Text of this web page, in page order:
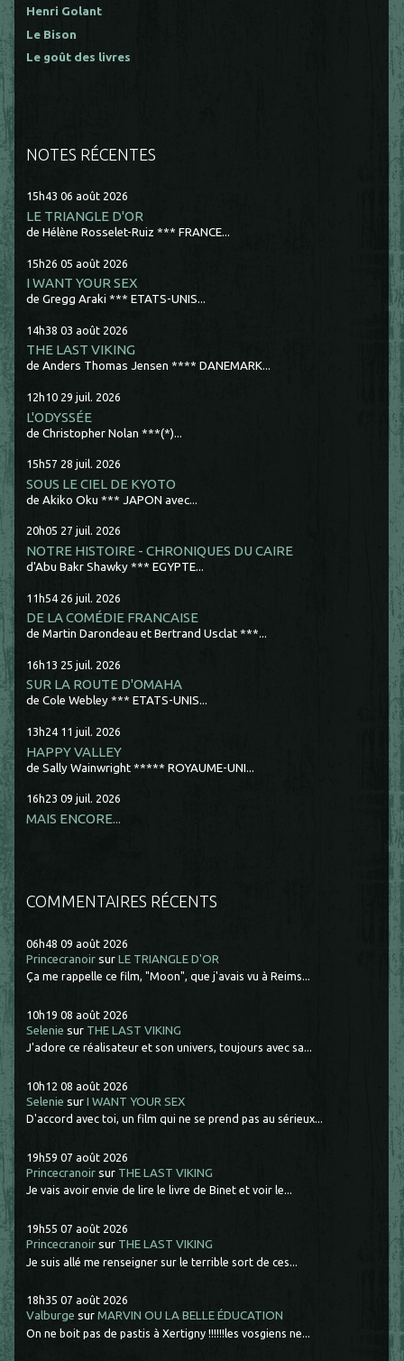
Henri Golant
Le Bison
Le goût des livres
NOTES RÉCENTES
15h43 06 août 2026
LE TRIANGLE D'OR
de Hélène Rosselet-Ruiz *** FRANCE...
15h26 05 août 2026
I WANT YOUR SEX
de Gregg Araki *** ETATS-UNIS...
14h38 03 août 2026
THE LAST VIKING
de Anders Thomas Jensen **** DANEMARK...
12h10 29 juil. 2026
L'ODYSSÉE
de Christopher Nolan ***(*)...
15h57 28 juil. 2026
SOUS LE CIEL DE KYOTO
de Akiko Oku *** JAPON avec...
20h05 27 juil. 2026
NOTRE HISTOIRE - CHRONIQUES DU CAIRE
d'Abu Bakr Shawky *** EGYPTE...
11h54 26 juil. 2026
DE LA COMÉDIE FRANCAISE
de Martin Darondeau et Bertrand Usclat ***...
16h13 25 juil. 2026
SUR LA ROUTE D'OMAHA
de Cole Webley *** ETATS-UNIS...
13h24 11 juil. 2026
HAPPY VALLEY
de Sally Wainwright ***** ROYAUME-UNI...
16h23 09 juil. 2026
MAIS ENCORE...
COMMENTAIRES RÉCENTS
06h48 09 août 2026
Princecranoir surLE TRIANGLE D'OR
Ça me rappelle ce film, "Moon", que j'avais vu à Reims...
10h19 08 août 2026
Selenie sur THE LAST VIKING
J'adore ce réalisateur et son univers, toujours avec sa...
10h12 08 août 2026
Selenie surI WANT YOUR SEX
D'accord avec toi, un film qui ne se prend pas au sérieux...
19h59 07 août 2026
Princecranoir sur THE LAST VIKING
Je vais avoir envie de lire le livre de Binet et voir le...
19h55 07 août 2026
Princecranoir sur THE LAST VIKING
Je suis allé me renseigner sur le terrible sort de ces...
18h35 07 août 2026
Valburge surMARVIN OU LA BELLE ÉDUCATION
On ne boit pas de pastis à Xertigny !!!!!!les vosgiens ne...